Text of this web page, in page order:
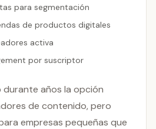
para segmentación
de productos digitales
activa
por suscriptor
años la opción
de contenido, pero
empresas pequeñas que